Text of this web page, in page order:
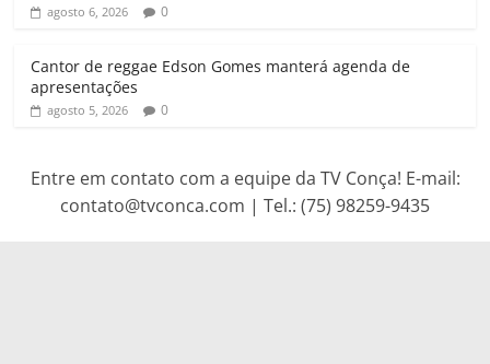
agosto 6, 2026 0
Cantor de reggae Edson Gomes manterá agenda de
apresentações
agosto 5, 2026 0
Entre em contato com a equipe da TV Conça! E-mail:
contato@tvconca.com | Tel.: (75) 98259-9435